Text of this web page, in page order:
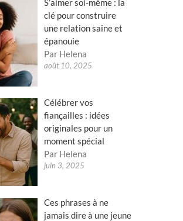
S’aimer soi-même : la
clé pour construire
une relation saine et
épanouie
Par Helena
août 10, 2025
Célébrer vos
fiançailles : idées
originales pour un
moment spécial
Par Helena
juin 3, 2025
Ces phrases à ne
jamais dire à une jeune